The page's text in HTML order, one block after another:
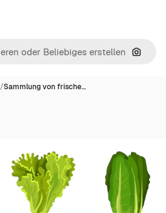
Nach
/Sammlung von frische…